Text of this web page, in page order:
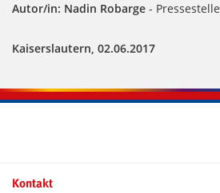
Autor/in: Nadin Robarge - Pressestelle
Kaiserslautern, 02.06.2017
Kontakt